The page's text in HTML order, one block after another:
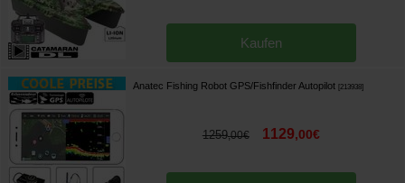
Kaufen
Anatec Fishing Robot GPS/Fishfinder Autopilot 213938]
1259,00€ 1129,00€